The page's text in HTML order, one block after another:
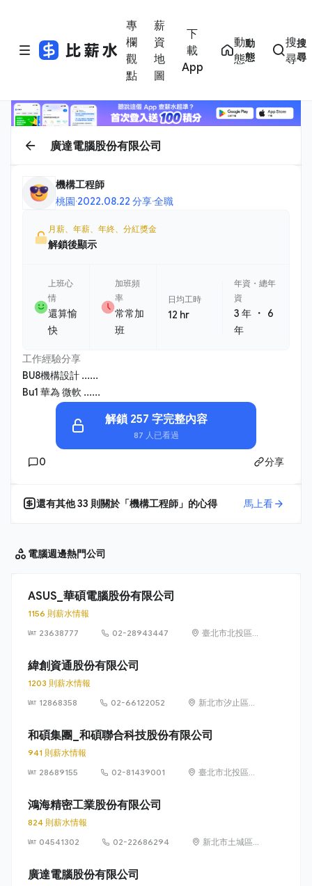
專
欄
觀
點
薪
資
地
圖
下
載
App
動
態
動
態
搜
尋
搜
尋
廣達電腦股份有限公司
機構工程師
桃園·2022.08.22 分享·全職
月薪、年薪、年終、分紅獎金
解鎖後顯示
上班心
情
還算愉
快
加班頻
率
常常加
班
日均工時
12 hr
年資・總年
資
3 年 ・
6
年
工作經驗分享
BU8機構設計 ......
Bu1 華為 微軟 ......
解鎖 257 字完整內容
87 人已看過
0 分享
還有其他33 則關於「機構工程師 」的心得 馬上看
電腦週邊熱門公司
ASUS_華碩電腦股份有限公司
1156 則薪水情報
23638777
02-28943447
臺北市北投區立
緯創資通股份有限公司
1203 則薪水情報
12868358
02-66122052
新北市汐止區新
21樓
和碩集團_和碩聯合科技股份有限公司
941 則薪水情報
28689155
02-81439001
臺北市北投區立
鴻海精密工業股份有限公司
824 則薪水情報
04541302
02-22686294
新北市土城區中
廣達電腦股份有限公司